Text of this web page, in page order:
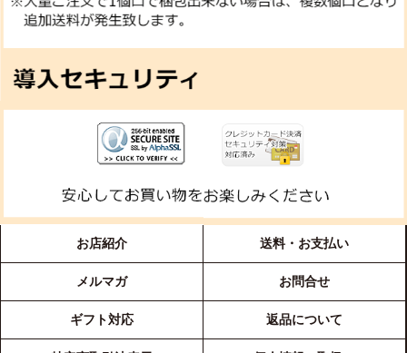
お店紹介 送料・お支払い
メルマガ お問合せ
ギフト対応 返品について